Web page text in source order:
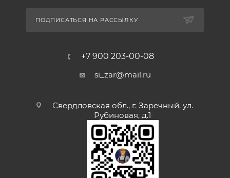
ПОДПИСАТЬСЯ НА РАССЫЛКУ
+7 900 203-00-08
si_zar@mail.ru
Свердловская обл., г. Заречный, ул.
Рубиновая, д.1